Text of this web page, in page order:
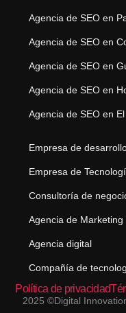
Agencia de SEO en
Agencia de SEO en
Agencia de SEO en
Agencia de SEO en
Agencia de SEO en
Empresa de
Empresa de
Consultoría de
Agencia de Marketing
Agencia digital
Compañía de
2025 ©Digital
Política de privacidad